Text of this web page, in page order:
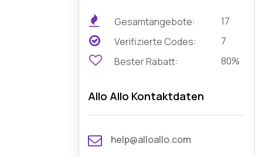
Gesamtangebote:
17
Verifizierte Codes:
7
Bester Rabatt:
80%
Allo Allo Kontaktdaten
help@alloallo.com